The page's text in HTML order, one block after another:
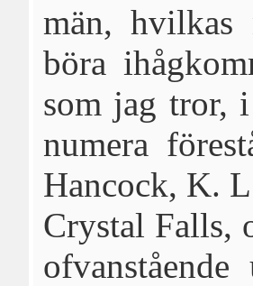
män,
böra
som jag tror,
numera
Hancock, K.
Crystal Falls,